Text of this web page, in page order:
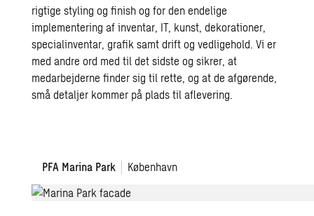
rigtige styling og finish og for den endelige
implementering af inventar, IT, kunst, dekorationer,
specialinventar, grafik samt drift og vedligehold. Vi er
med andre ord med til det sidste og sikrer, at
medarbejderne finder sig til rette, og at de afgørende,
små detaljer kommer på plads til aflevering.
PFA Marina Park København
PFA
Marina